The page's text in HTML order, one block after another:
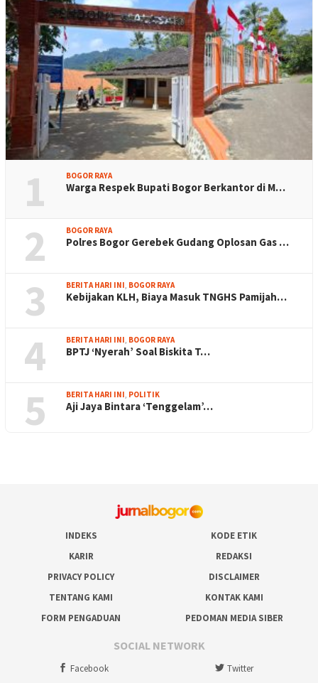
1 BOGOR RAYA
Warga Respek Bupati Bogor Berkantor di M…
2 BOGOR RAYA
Polres Bogor Gerebek Gudang Oplosan Gas …
3 BERITA HARI INI BOGOR RAYA
Kebijakan KLH, Biaya Masuk TNGHS Pamijah…
4 BERITA HARI INI BOGOR RAYA
BPTJ ‘Nyerah’ Soal Biskita T…
5 BERITA HARI INI POLITIK
Aji Jaya Bintara ‘Tenggelam’…
INDEKS
KODE ETIK
KARIR
REDAKSI
PRIVACY POLICY
DISCLAIMER
TENTANG KAMI
KONTAK KAMI
FORM PENGADUAN
PEDOMAN MEDIA SIBER
SOCIAL NETWORK
Facebook Twitter